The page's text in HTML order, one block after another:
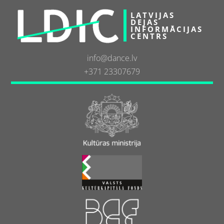
LATVIJAS
DEJAS
INFORMĀCIJAS
CENTRS
info@dance.lv
+371 23307679